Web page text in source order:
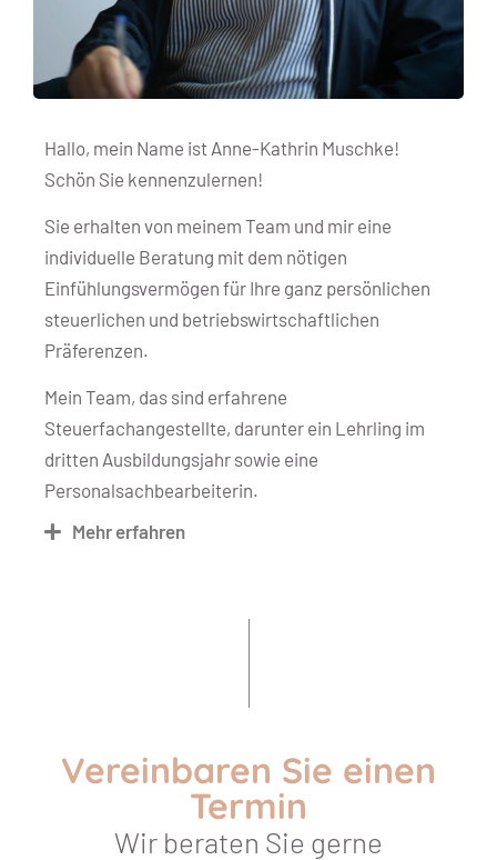
Hallo, mein Name ist Anne-Kathrin Muschke!
Schön Sie kennenzulernen!
Sie erhalten von meinem Team und mir eine
individuelle Beratung mit dem nötigen
Einfühlungsvermögen für Ihre ganz persönlichen
steuerlichen und betriebswirtschaftlichen
Präferenzen.
Mein Team, das sind erfahrene
Steuerfachangestellte, darunter ein Lehrling im
dritten Ausbildungsjahr sowie eine
Personalsachbearbeiterin.
Mehr erfahren
Vereinbaren Sie einen
Termin
Wir beraten Sie gerne